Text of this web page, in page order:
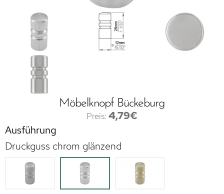
Möbelknopf Bückeburg
4,79€
Ausführung
Druckguss chrom glänzend